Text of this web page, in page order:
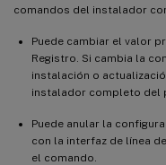
comandos del instalador
Puede cambiar el valor
Registro. Si cambia la
instalación o
instalador completo del
Puede anular la
con la interfaz de línea
el comando.